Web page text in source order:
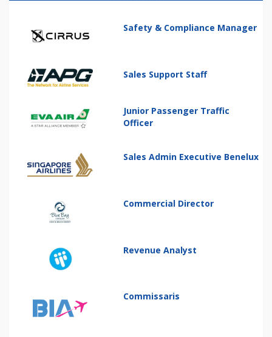
Safety & Compliance Manager
Sales Support Staff
Junior Passenger Traffic
Officer
Sales Admin Executive Benelux
Commercial Director
Revenue Analyst
Commissaris